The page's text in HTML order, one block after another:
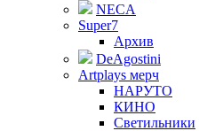
NECA
Super7
Архив
DeAgostini
Artplays мерч
НАРУТО
КИНО
Светильники